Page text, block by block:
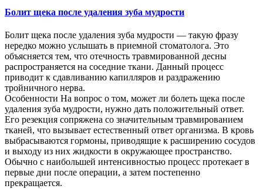
Болит щека после удаления зуба мудрости
Болит щека после удаления зуба мудрости — такую фразу
нередко можно услышать в приемной стоматолога. Это
объясняется тем, что отечность травмированной десны
распространяется на соседние ткани. Данный процесс
приводит к сдавливанию капилляров и раздражению
тройничного нерва.
Особенности На вопрос о том, может ли болеть щека после
удаления зуба мудрости, нужно дать положительный ответ.
Его резекция сопряжена со значительным травмированием
тканей, что вызывает естественный ответ организма. В кровь
выбрасываются гормоны, приводящие к расширению сосудов
и выходу из них жидкости в окружающее пространство.
Обычно с наибольшей интенсивностью процесс протекает в
первые дни после операции, а затем постепенно
прекращается.